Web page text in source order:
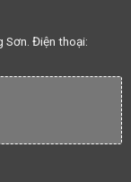
Sơn. Điện thoại: